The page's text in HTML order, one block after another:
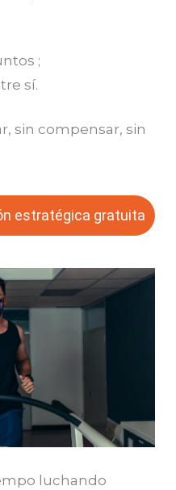
;
sí.
sin compensar, sin
estratégica gratuita
luchando